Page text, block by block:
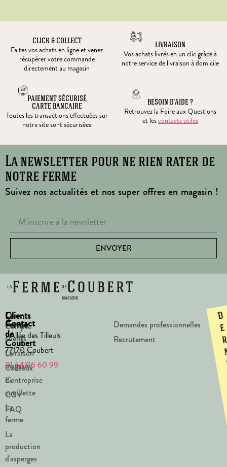
CLICK & COLLECT
Faites vos achats en ligne et venez
récupérer votre commande
directement au magasin
LIVRAISON
Vos achats livrés en un clic grâce à
notre service de livraison à domicile
PAIEMENT SÉCURISÉ
CARTE BANCAIRE
Toutes les transactions effectuées sur
notre site sont sécurisées
BESOIN D’AIDE ?
Retrouvez la Foire aux Questions
et lescontacts utiles
La newsletter pour ne rien rater de
notre ferme
Suivez nos actualités et nos super offres en magasin !
ENVOYER
La
Ferme
de
Coubert
Le
magasin
La
cueillette
La
ferme
La
production
d'asperges
Clients
Compte
clients
Livraison
Cadeaux
d’entreprise
CGV
FAQ
Contact
1 Allée des Tilleuls
77170 Coubert
01 64 06 60 99
Demandes professionnelles
Recrutement
D
e